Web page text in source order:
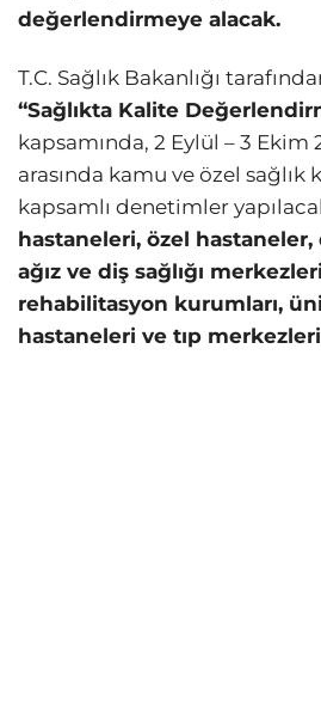
değerlendirmeye alacak.
T.C. Sağlık Bakanlığı
“Sağlıkta Kalite
kapsamında, 2 Eylül – 3 Ekim
arasında kamu ve özel sağlık
kapsamlı denetimler
hastaneleri, özel
ağız ve diş sağlığı
rehabilitasyon kurumları,
hastaneleri ve tıp